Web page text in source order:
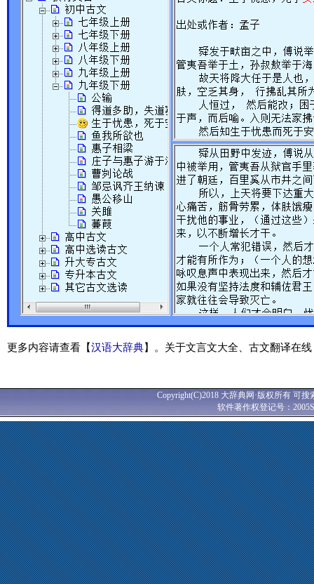
更多内容请查看【汉语大辞典】。关于文言文大全、古文翻译在
Copyright(C)2018 大辞典网·版权所有 可
软件著作权登记号：